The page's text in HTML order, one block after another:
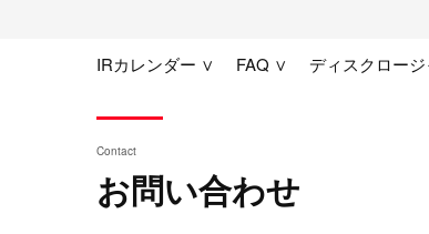
IRカレンダー ∨ FAQ ∨ ディスクロー
Contact
お問い合わせ